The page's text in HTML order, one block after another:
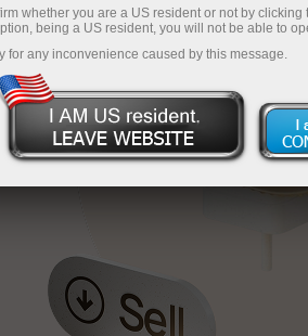
whether you are a US resident or not by
being a US resident, you will not be able to
for any inconvenience caused by this message.